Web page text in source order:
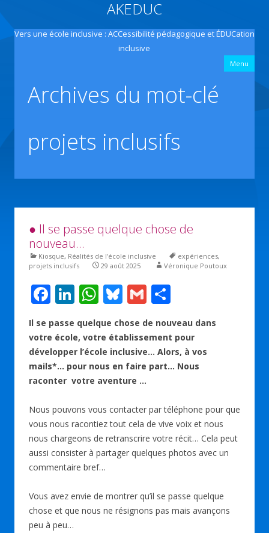
AKEDUC
Vers une école inclusive : ACCessibilité pédagogique et ÉDUCation
inclusive
Menu
Archives du mot-clé
projets inclusifs
● Il se passe quelque chose de
nouveau…
Kiosque, Réalités de l'école inclusive expériences,
projets inclusifs
29 août 2025 Véronique Poutoux
F
e
b
o
o
k
Li
k
e
dI
n
W
at
s
A
p
p
Bl
e
sk
y
G
m
ai
l
ta
g
er
Il se passe quelque chose de nouveau dans
votre école, votre établissement pour
développer l’école inclusive… Alors, à vos
mails*… pour nous en faire part… Nous
raconter votre aventure …
Nous pouvons vous contacter par téléphone pour que
vous nous racontiez tout cela de vive voix et nous
nous chargeons de retranscrire votre récit… Cela peut
aussi consister à partager quelques photos avec un
commentaire bref…
Vous avez envie de montrer qu’il se passe quelque
chose et que nous ne résignons pas mais avançons
peu à peu…